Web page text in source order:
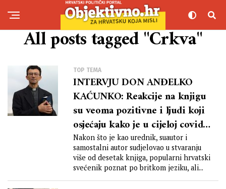
All posts tagged "Crkva"
TOP TEMA
INTERVJU DON ANĐELKO
KAĆUNKO: Reakcije na knjigu
su veoma pozitivne i ljudi koji
osjećaju kako je u cijeloj covid-
kampanji mnogo toga lažno –
kao da jedva čekaju pročitati
objašnjenje
Nakon što je kao urednik, suautor i
samostalni autor sudjelovao u stvaranju
više od desetak knjiga, popularni hrvatski
svećenik poznat po britkom jeziku, ali...